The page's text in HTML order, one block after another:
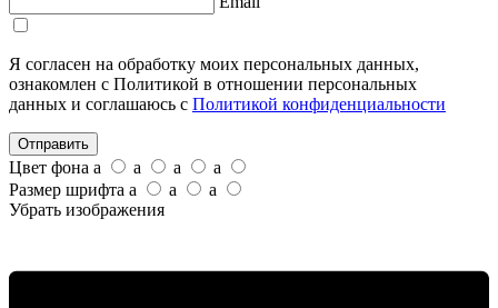
Я согласен на обработку моих персональных данных,
ознакомлен с Политикой в отношении персональных
данных и соглашаюсь с Политикой конфиденциальности
Отправить
Цвет фона a a a
a
Размер шрифта a a
a
Убрать изображения